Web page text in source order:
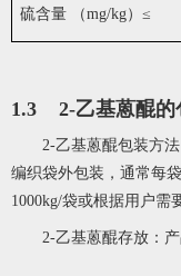
硫含量 （mg/kg）≤
1.3 2-乙基蒽醌的
2-乙基蒽醌包装方法
编织袋外包装，通常每
1000kg/袋或根据用户需
2-乙基蒽醌存放：产